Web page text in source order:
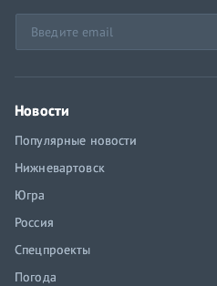
Новости
Популярные новости
Нижневартовск
Югра
Россия
Спецпроекты
Погода